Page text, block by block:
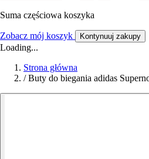
Suma częściowa koszyka
Zobacz mój koszyk Kontynuuj zakupy
Loading...
Strona główna
/ Buty do biegania adidas